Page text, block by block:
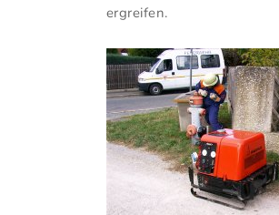
ergreifen.